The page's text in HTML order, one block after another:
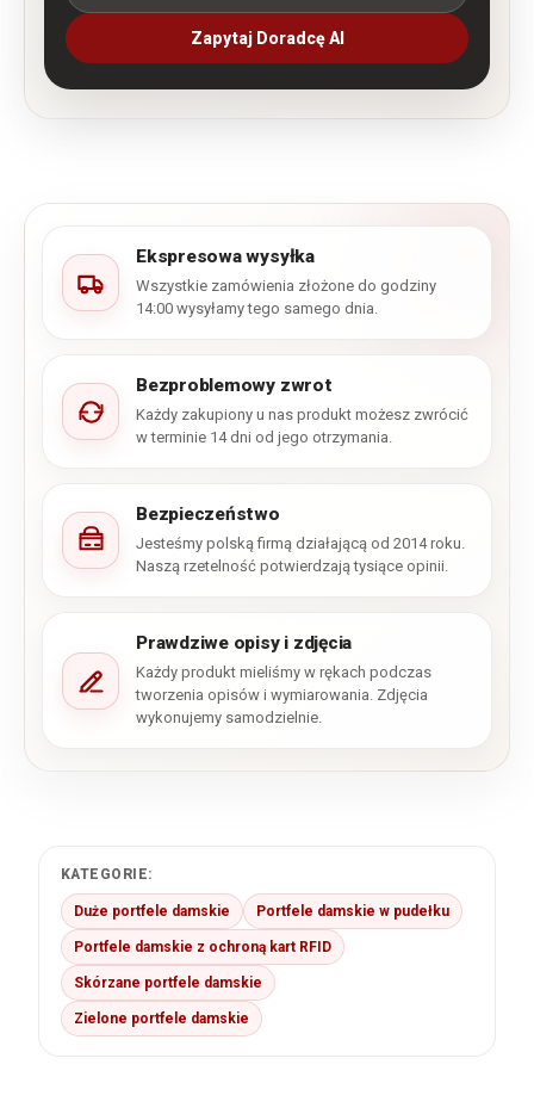
Zapytaj Doradcę AI
Ekspresowa wysyłka
Wszystkie zamówienia złożone do godziny
14:00 wysyłamy tego samego dnia.
Bezproblemowy zwrot
Każdy zakupiony u nas produkt możesz zwrócić
w terminie 14 dni od jego otrzymania.
Bezpieczeństwo
Jesteśmy polską firmą działającą od 2014 roku.
Naszą rzetelność potwierdzają tysiące opinii.
Prawdziwe opisy i zdjęcia
Każdy produkt mieliśmy w rękach podczas
tworzenia opisów i wymiarowania. Zdjęcia
wykonujemy samodzielnie.
KATEGORIE:
Duże portfele damskie Portfele damskie w pudełku
Portfele damskie z ochroną kart RFID
Skórzane portfele damskie
Zielone portfele damskie